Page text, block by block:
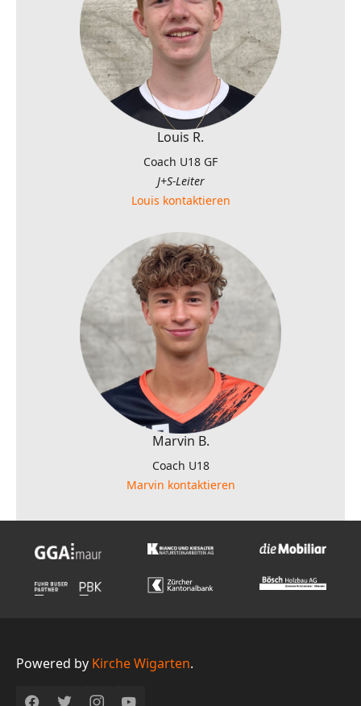
Louis R.
Coach U18 GF
J+S-Leiter
Louis kontaktieren
Marvin B.
Coach U18
Marvin kontaktieren
Powered by Kirche Wigarten.